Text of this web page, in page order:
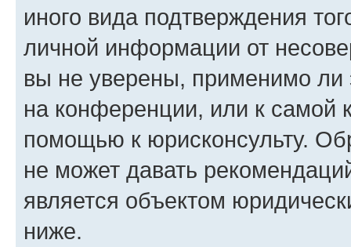
иного вида подтверждения
личной информации от
вы не уверены, применимо ли
на конференции, или к самой
помощью к юрисконсульту.
не может давать
является объектом
ниже.